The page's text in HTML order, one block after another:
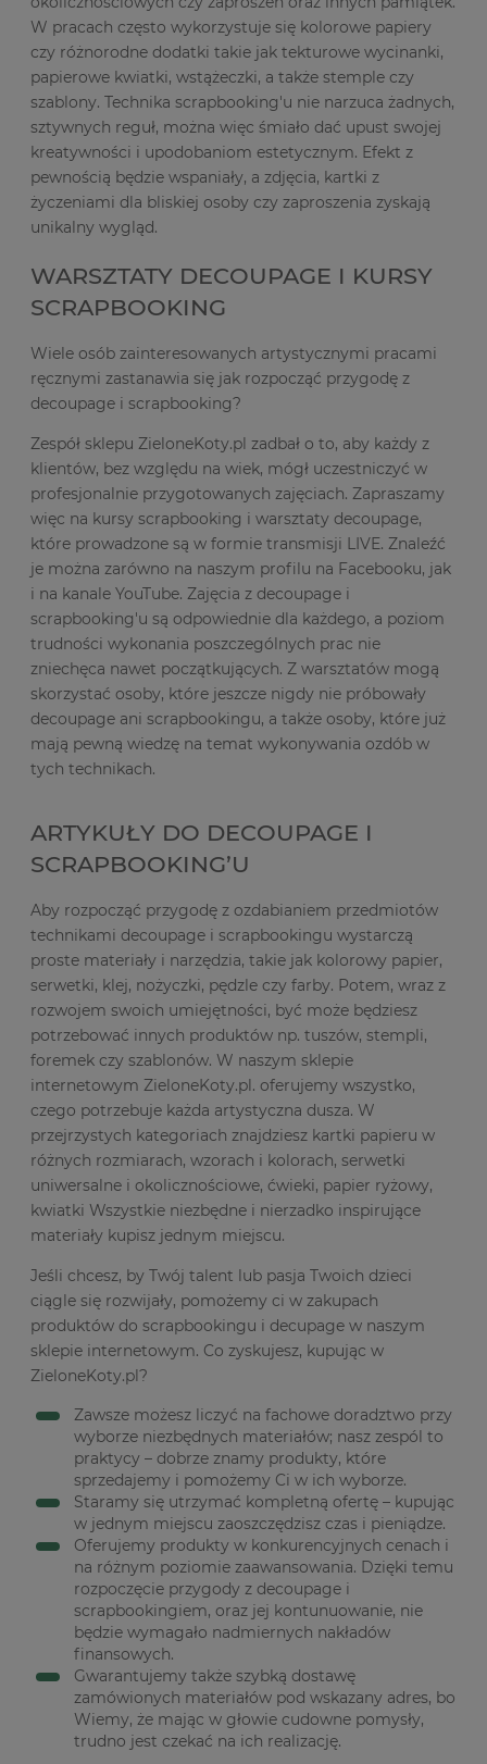
W pracach często wykorzystuje się kolorowe papiery
czy różnorodne dodatki takie jak tekturowe wycinanki,
papierowe kwiatki, wstążeczki, a także stemple czy
szablony. Technika scrapbooking'u nie narzuca żadnych,
sztywnych reguł, można więc śmiało dać upust swojej
kreatywności i upodobaniom estetycznym. Efekt z
pewnością będzie wspaniały, a zdjęcia, kartki z
życzeniami dla bliskiej osoby czy zaproszenia zyskają
unikalny wygląd.
WARSZTATY DECOUPAGE I KURSY
SCRAPBOOKING
Wiele osób zainteresowanych artystycznymi pracami
ręcznymi zastanawia się jak rozpocząć przygodę z
decoupage i scrapbooking?
Zespół sklepu ZieloneKoty.pl zadbał o to, aby każdy z
klientów, bez względu na wiek, mógł uczestniczyć w
profesjonalnie przygotowanych zajęciach. Zapraszamy
więc na kursy scrapbooking i warsztaty decoupage,
które prowadzone są w formie transmisji LIVE. Znaleźć
je można zarówno na naszym profilu na Facebooku, jak
i na kanale YouTube. Zajęcia z decoupage i
scrapbooking'u są odpowiednie dla każdego, a poziom
trudności wykonania poszczególnych prac nie
zniechęca nawet początkujących. Z warsztatów mogą
skorzystać osoby, które jeszcze nigdy nie próbowały
decoupage ani scrapbookingu, a także osoby, które już
mają pewną wiedzę na temat wykonywania ozdób w
tych technikach.
ARTYKUŁY DO DECOUPAGE I
SCRAPBOOKING’U
Aby rozpocząć przygodę z ozdabianiem przedmiotów
technikami decoupage i scrapbookingu wystarczą
proste materiały i narzędzia, takie jak kolorowy papier,
serwetki, klej, nożyczki, pędzle czy farby. Potem, wraz z
rozwojem swoich umiejętności, być może będziesz
potrzebować innych produktów np. tuszów, stempli,
foremek czy szablonów. W naszym sklepie
internetowym ZieloneKoty.pl. oferujemy wszystko,
czego potrzebuje każda artystyczna dusza. W
przejrzystych kategoriach znajdziesz kartki papieru w
różnych rozmiarach, wzorach i kolorach, serwetki
uniwersalne i okolicznościowe, ćwieki, papier ryżowy,
kwiatki Wszystkie niezbędne i nierzadko inspirujące
materiały kupisz jednym miejscu.
Jeśli chcesz, by Twój talent lub pasja Twoich dzieci
ciągle się rozwijały, pomożemy ci w zakupach
produktów do scrapbookingu i decupage w naszym
sklepie internetowym. Co zyskujesz, kupując w
ZieloneKoty.pl?
Zawsze możesz liczyć na fachowe doradztwo przy
wyborze niezbędnych materiałów; nasz zespól to
praktycy – dobrze znamy produkty, które
sprzedajemy i pomożemy Ci w ich wyborze.
Staramy się utrzymać kompletną ofertę – kupując
w jednym miejscu zaoszczędzisz czas i pieniądze.
Oferujemy produkty w konkurencyjnych cenach i
na różnym poziomie zaawansowania. Dzięki temu
rozpoczęcie przygody z decoupage i
scrapbookingiem, oraz jej kontunuowanie, nie
będzie wymagało nadmiernych nakładów
finansowych.
Gwarantujemy także szybką dostawę
zamówionych materiałów pod wskazany adres, bo
Wiemy, że mając w głowie cudowne pomysły,
trudno jest czekać na ich realizację.